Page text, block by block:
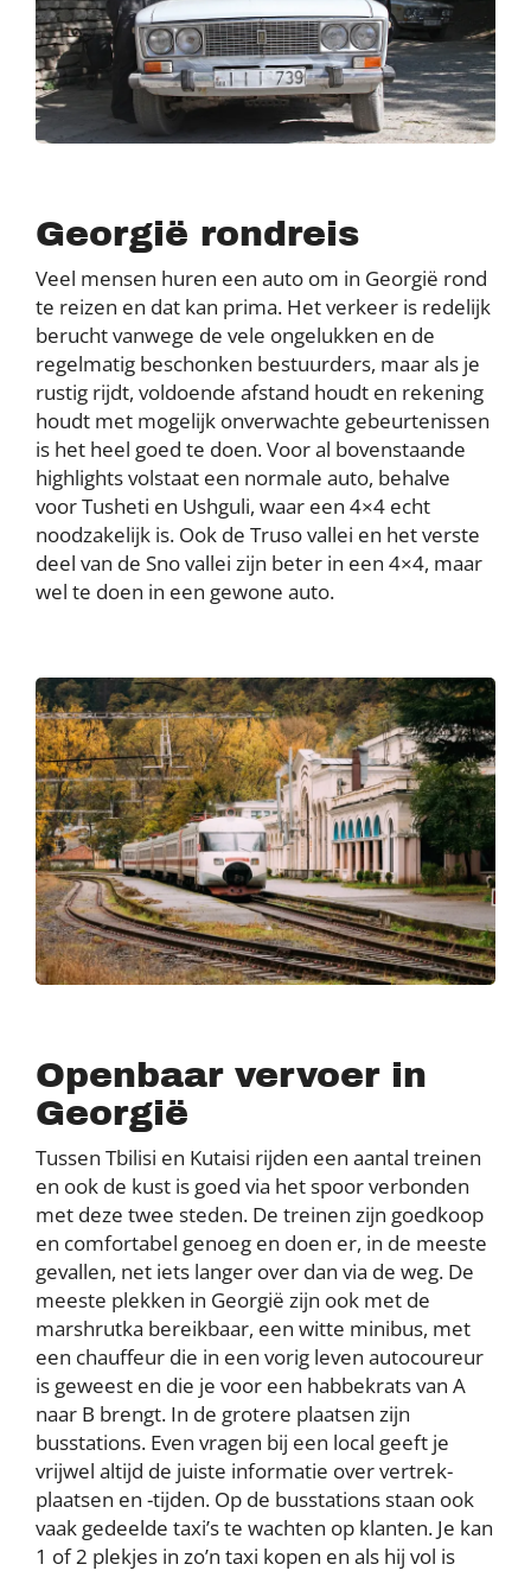
Georgië rondreis
Veel mensen huren een auto om in Georgië rond
te reizen en dat kan prima. Het verkeer is redelijk
berucht vanwege de vele ongelukken en de
regelmatig beschonken bestuurders, maar als je
rustig rijdt, voldoende afstand houdt en rekening
houdt met mogelijk onverwachte gebeurtenissen
is het heel goed te doen. Voor al bovenstaande
highlights volstaat een normale auto, behalve
voor Tusheti en Ushguli, waar een 4×4 echt
noodzakelijk is. Ook de Truso vallei en het verste
deel van de Sno vallei zijn beter in een 4×4, maar
wel te doen in een gewone auto.
Openbaar vervoer in
Georgië
Tussen Tbilisi en Kutaisi rijden een aantal treinen
en ook de kust is goed via het spoor verbonden
met deze twee steden. De treinen zijn goedkoop
en comfortabel genoeg en doen er, in de meeste
gevallen, net iets langer over dan via de weg. De
meeste plekken in Georgië zijn ook met de
marshrutka bereikbaar, een witte minibus, met
een chauffeur die in een vorig leven autocoureur
is geweest en die je voor een habbekrats van A
naar B brengt. In de grotere plaatsen zijn
busstations. Even vragen bij een local geeft je
vrijwel altijd de juiste informatie over vertrek-
plaatsen en -tijden. Op de busstations staan ook
vaak gedeelde taxi’s te wachten op klanten. Je kan
1 of 2 plekjes in zo’n taxi kopen en als hij vol is